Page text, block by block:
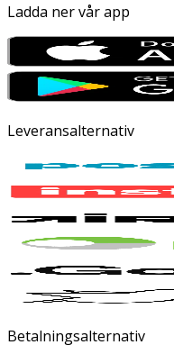
Ladda ner vår app
Leveransalternativ
Betalningsalternativ